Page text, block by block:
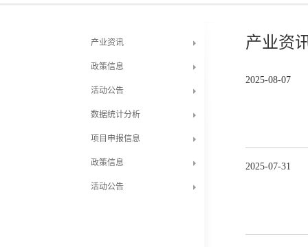
产业资讯
政策信息
活动公告
数据统计分析
项目申报信息
政策信息
活动公告
产业资
2025-08-07
2025-07-31